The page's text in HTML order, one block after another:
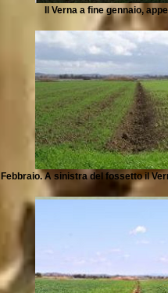
Il Verna a fine gennaio,
Febbraio. A sinistra del fossetto il